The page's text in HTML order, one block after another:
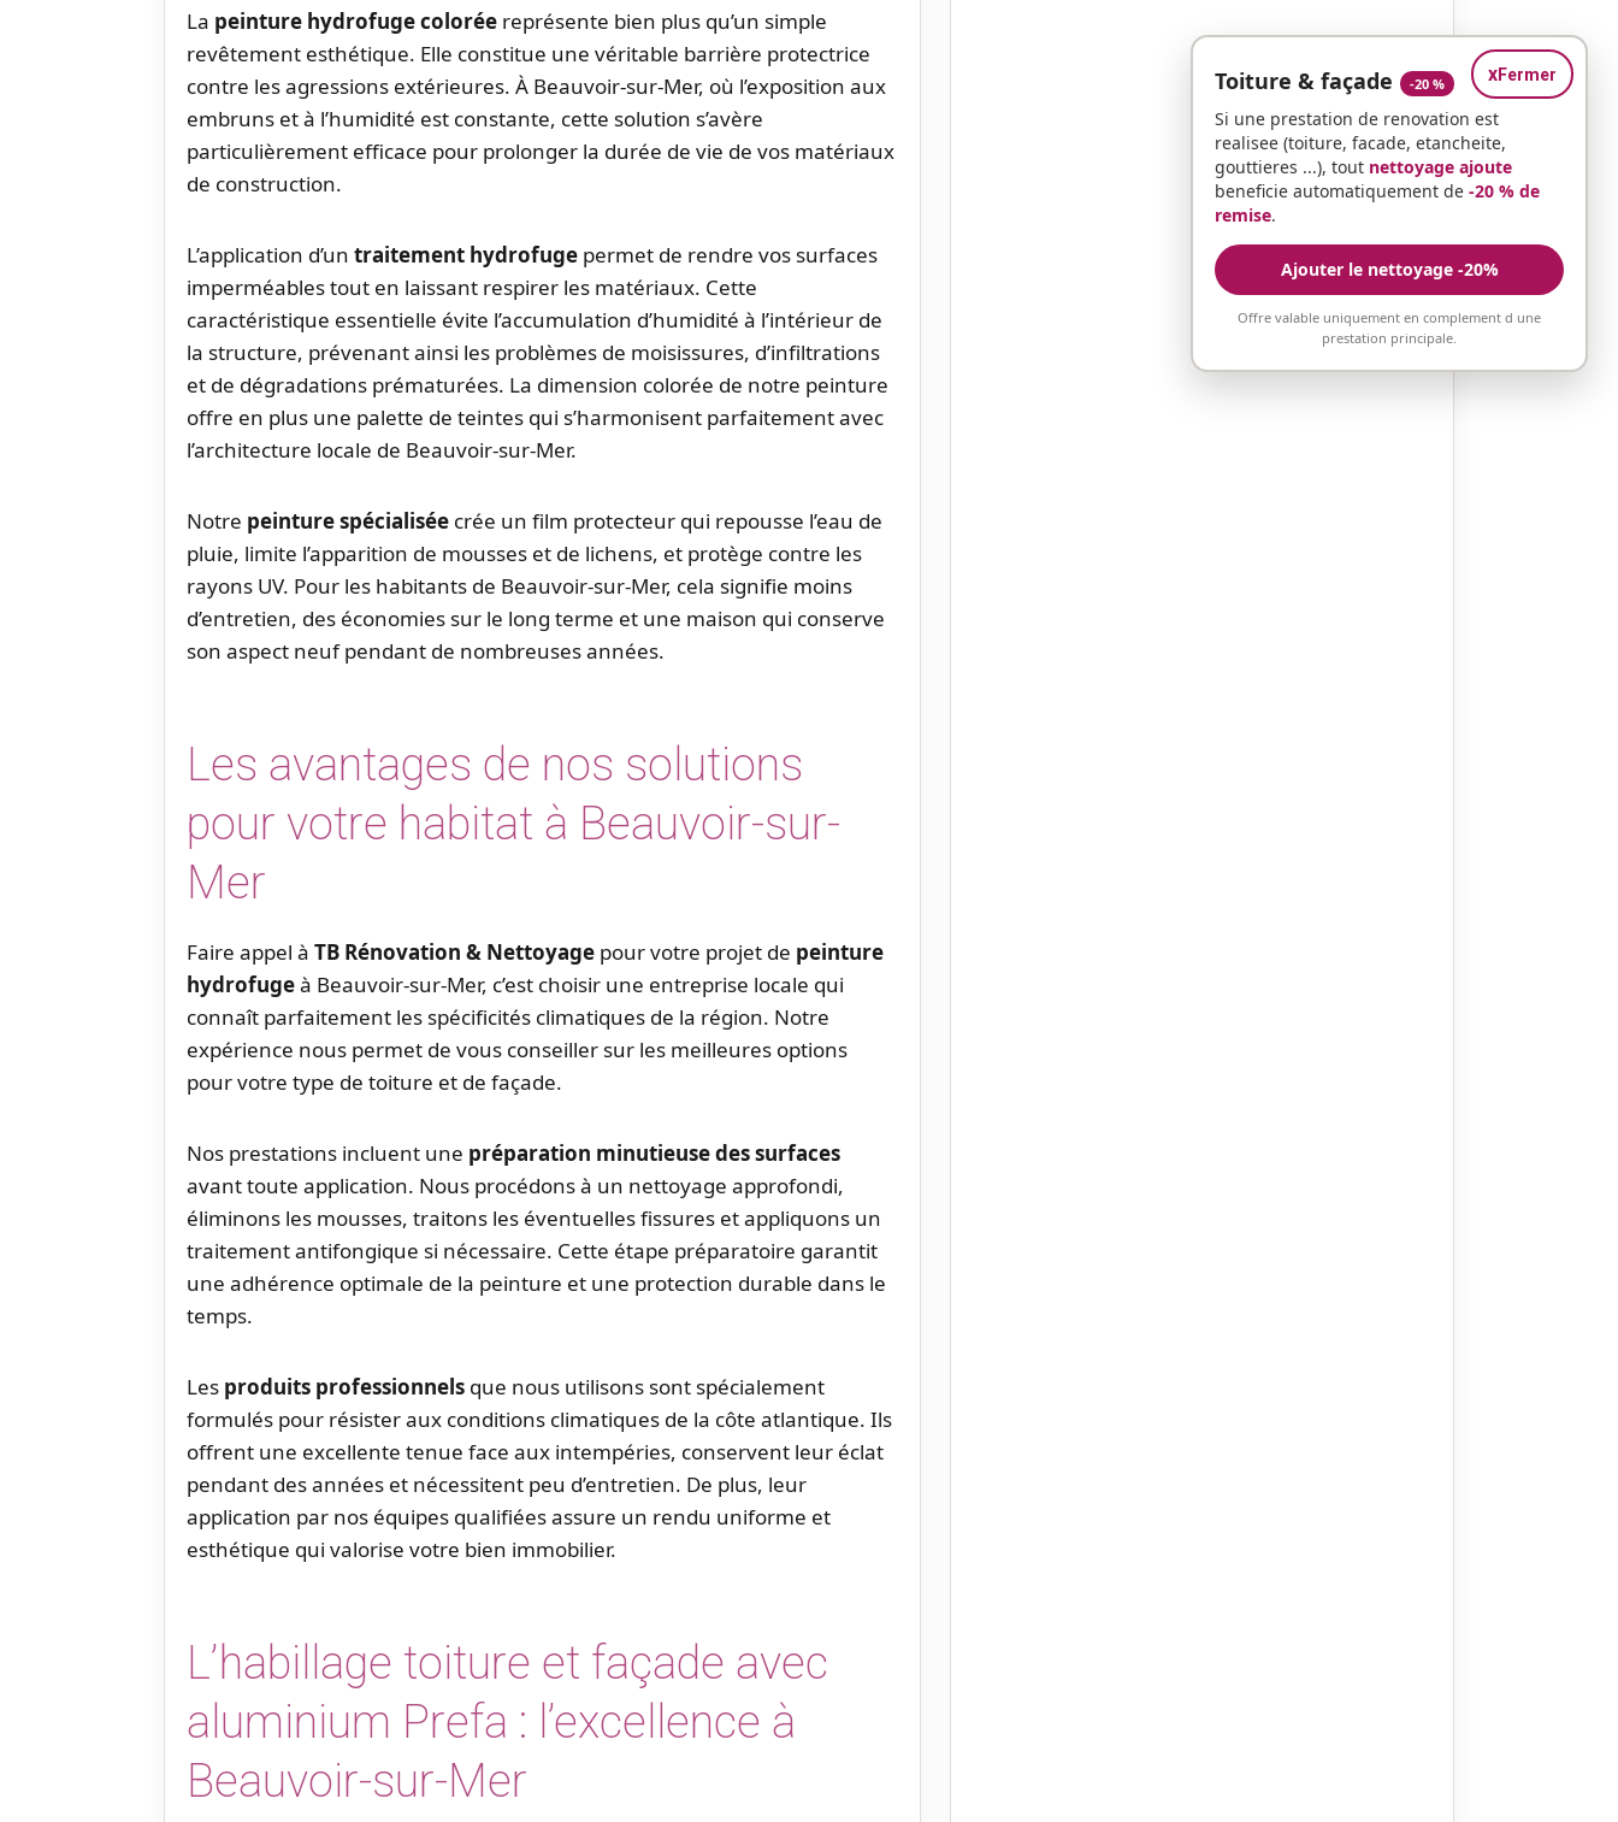
La peinture hydrofuge colorée représente bien plus qu’un simple
revêtement esthétique. Elle constitue une véritable barrière protectrice
contre les agressions extérieures. À Beauvoir-sur-Mer, où l’exposition aux
embruns et à l’humidité est constante, cette solution s’avère
particulièrement efficace pour prolonger la durée de vie de vos matériaux
de construction.
L’application d’un traitement hydrofuge permet de rendre vos surfaces
imperméables tout en laissant respirer les matériaux. Cette
caractéristique essentielle évite l’accumulation d’humidité à l’intérieur de
la structure, prévenant ainsi les problèmes de moisissures, d’infiltrations
et de dégradations prématurées. La dimension colorée de notre peinture
offre en plus une palette de teintes qui s’harmonisent parfaitement avec
l’architecture locale de Beauvoir-sur-Mer.
Notre peinture spécialisée crée un film protecteur qui repousse l’eau de
pluie, limite l’apparition de mousses et de lichens, et protège contre les
rayons UV. Pour les habitants de Beauvoir-sur-Mer, cela signifie moins
d’entretien, des économies sur le long terme et une maison qui conserve
son aspect neuf pendant de nombreuses années.
Les avantages de nos solutions
pour votre habitat à Beauvoir-sur-
Mer
Faire appel à TB Rénovation & Nettoyage pour votre projet de peinture
hydrofugeà Beauvoir-sur-Mer, c’est choisir une entreprise locale qui
connaît parfaitement les spécificités climatiques de la région. Notre
expérience nous permet de vous conseiller sur les meilleures options
pour votre type de toiture et de façade.
Nos prestations incluent une préparation minutieuse des surfaces
avant toute application. Nous procédons à un nettoyage approfondi,
éliminons les mousses, traitons les éventuelles fissures et appliquons un
traitement antifongique si nécessaire. Cette étape préparatoire garantit
une adhérence optimale de la peinture et une protection durable dans le
temps.
Les produits professionnels que nous utilisons sont spécialement
formulés pour résister aux conditions climatiques de la côte atlantique. Ils
offrent une excellente tenue face aux intempéries, conservent leur éclat
pendant des années et nécessitent peu d’entretien. De plus, leur
application par nos équipes qualifiées assure un rendu uniforme et
esthétique qui valorise votre bien immobilier.
L’habillage toiture et façade avec
aluminium Prefa : l’excellence à
Beauvoir-sur-Mer
xFermer
Toiture & façade -20 %
Si une prestation de renovation est
realisee (toiture, facade, etancheite,
gouttieres ...), tout nettoyage ajoute
beneficie automatiquement de -20 % de
remise.
Ajouter le nettoyage -20%
Offre valable uniquement en complement d une
prestation principale.